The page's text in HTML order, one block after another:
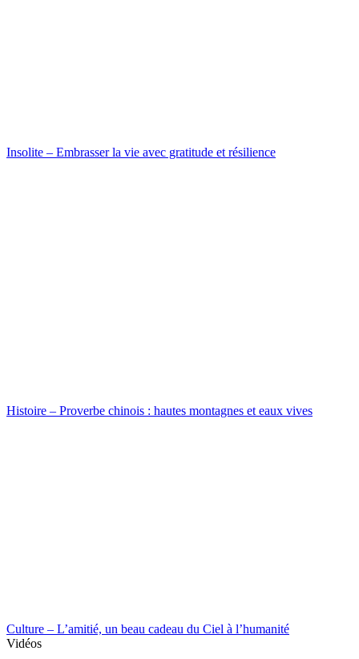
Insolite – Embrasser la vie avec gratitude et résilience
Histoire – Proverbe chinois : hautes montagnes et eaux vives
Culture – L’amitié, un beau cadeau du Ciel à l’humanité
Vidéos